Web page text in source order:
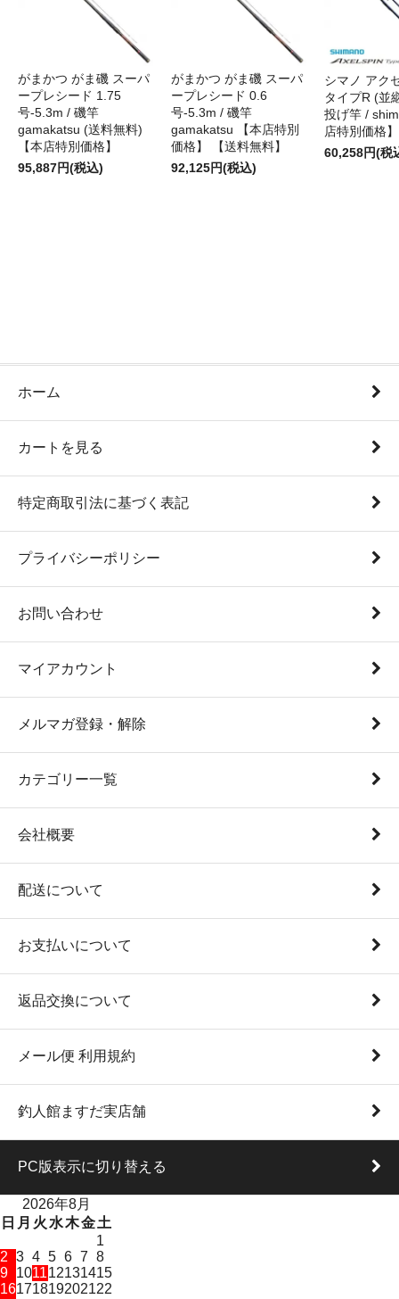
がまかつ がま磯 スーパ
ープレシード 1.75
号-5.3m / 磯竿
gamakatsu (送料無料)
【本店特別価格】
95,887円(税込)
がまかつ がま磯 スーパ
ープレシード 0.6
号-5.3m / 磯竿
gamakatsu 【本店特別
価格】 【送料無料】
92,125円(税込)
シマノ アク
タイプR (並
投げ竿 /
店特別価格】
60,258円(税
ホーム
カートを見る
特定商取引法に基づく表記
プライバシーポリシー
お問い合わせ
マイアカウント
メルマガ登録・解除
カテゴリー一覧
会社概要
配送について
お支払いについて
返品交換について
メール便 利用規約
釣人館ますだ実店舗
PC版表示に切り替える
2026年8月
日 月 火水木金土
1
2 3 4 5 6 7 8
9 101112131415
16171819202122